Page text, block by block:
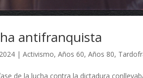
antifranquista
|Activismo,Años 60,Años 80,
de la lucha contra la dictadura